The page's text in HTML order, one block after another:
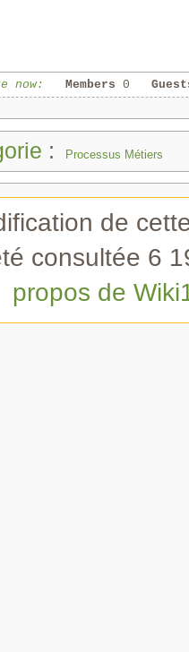
now: Members 0
: Processus Métiers
de
consultée 6
propos de